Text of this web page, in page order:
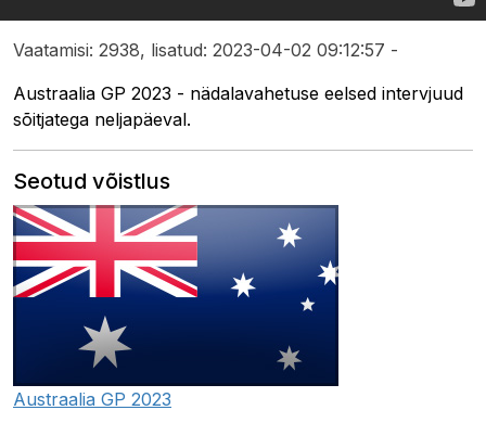
Vaatamisi: 2938, lisatud: 2023-04-02 09:12:57 -
Austraalia GP 2023 - nädalavahetuse eelsed intervjuud
sõitjatega neljapäeval.
Seotud võistlus
Austraalia GP 2023